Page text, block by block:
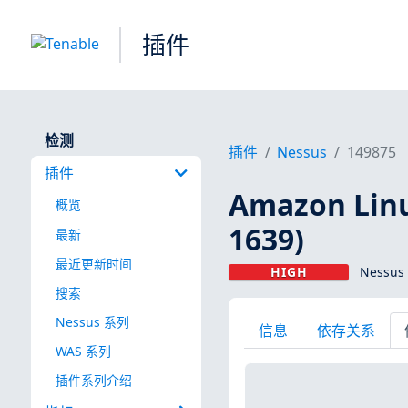
插件
检测
插件
概览
最新
最近更新时间
搜索
Nessus 系列
WAS 系列
插件系列介绍
插件 Nessus 149875
Amazon
1639)
HIGH Nessus
信息 依存关系